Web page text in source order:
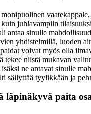
juhlavampiin
antaa sinulle
yhdistelmillä, luoden
voivat myös olla
tekee niistä mukavan
ne antavat sinulle
säilyttää tyylikkään ja
läpinäkyvä paita